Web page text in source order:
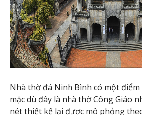
Nhà thờ đá Ninh Bình có một điểm
mặc dù đây là nhà thờ Công Giáo
nét thiết kế lại được mô phỏng